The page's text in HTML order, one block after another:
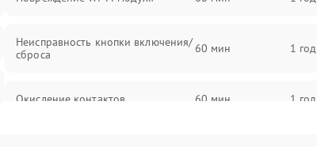
Неисправность кнопки включения/
сброса
60 мин 1 год
Окисление контактов 60 мин 1 год